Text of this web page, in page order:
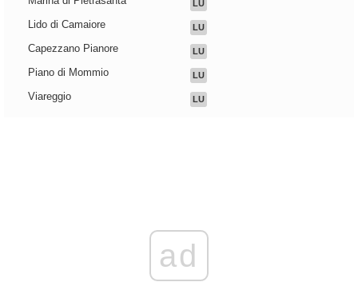
LU
Lido di Camaiore LU
Capezzano Pianore LU
Piano di Mommio LU
Viareggio LU
ad